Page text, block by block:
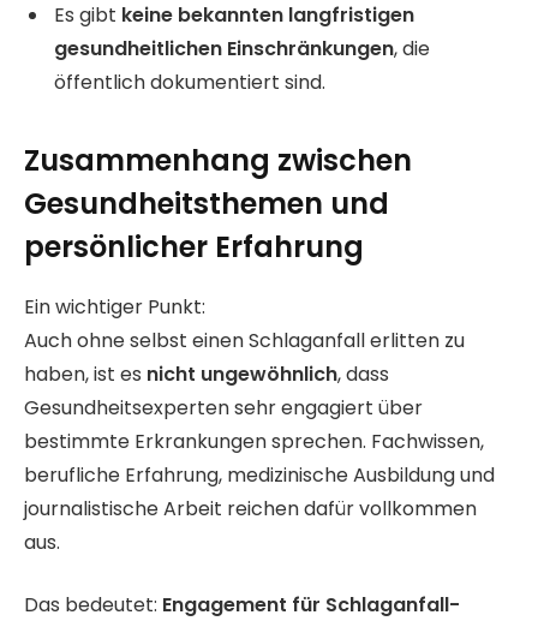
Es gibt keine bekannten langfristigen
gesundheitlichen Einschränkungen, die
öffentlich dokumentiert sind.
Zusammenhang zwischen
Gesundheitsthemen und
persönlicher Erfahrung
Ein wichtiger Punkt:
Auch ohne selbst einen Schlaganfall erlitten zu
haben, ist es nicht ungewöhnlich, dass
Gesundheitsexperten sehr engagiert über
bestimmte Erkrankungen sprechen. Fachwissen,
berufliche Erfahrung, medizinische Ausbildung und
journalistische Arbeit reichen dafür vollkommen
aus.
Das bedeutet: Engagement für Schlaganfall-